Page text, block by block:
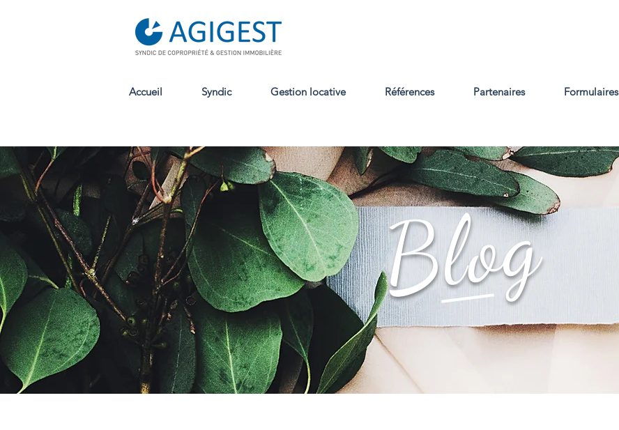
Accueil Syndic Gestion locative Références Partenaires Formulaires
Blog